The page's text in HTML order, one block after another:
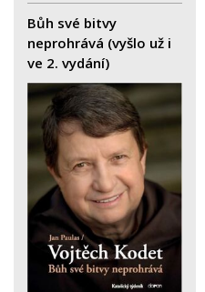
Bůh své bitvy
neprohrává (vyšlo už i
ve 2. vydání)